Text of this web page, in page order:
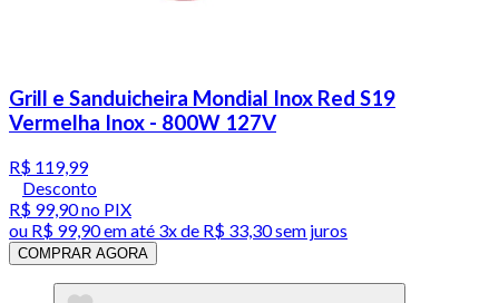
Grill e Sanduicheira Mondial Inox Red S19
Vermelha Inox - 800W 127V
R$ 119,99
Desconto
R$ 99,90no PIX
ou R$ 99,90em até 3x de R$ 33,30 sem juros
COMPRAR AGORA